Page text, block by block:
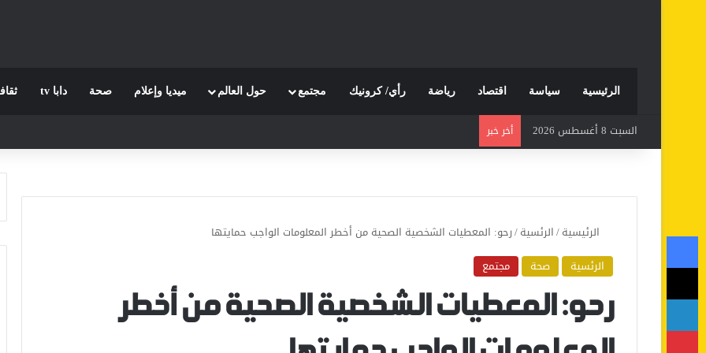
الرئيسية سياسة اقتصاد رياضة رأي/ كرونيك مجتمع حول العالم ميديا وإعلام صحة دابا tv
السبت 8 أغسطس 2026 أخر خبر
الرئيسية/الرئسية/رحو: المعطيات الشخصية الصحية من أخطر المعلومات الواجب حمايتها
الرئسية
صحة مجتمع
رحو: المعطيات الشخصية الصحية من أخطر